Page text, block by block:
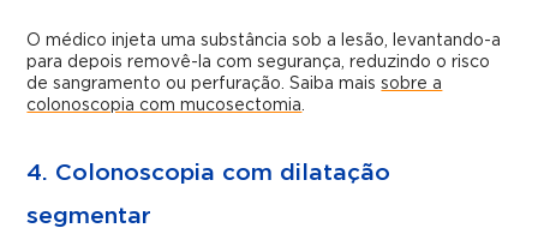
O médico injeta uma substância sob a lesão, levantando-a
para depois removê-la com segurança, reduzindo o risco
de sangramento ou perfuração. Saiba maissobre a
colonoscopia com mucosectomia.
4. Colonoscopia com dilatação
segmentar